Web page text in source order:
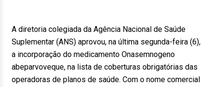
A diretoria colegiada da Agência Nacional de Saúde
Suplementar (ANS) aprovou, na última segunda-feira (6),
a incorporação do medicamento Onasemnogeno
abeparvoveque, na lista de coberturas obrigatórias das
operadoras de planos de saúde. Com o nome comercial